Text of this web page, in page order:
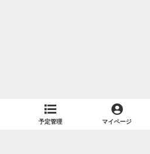
予定管理 マイページ